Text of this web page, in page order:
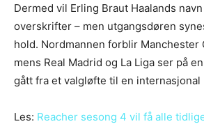
Dermed vil Erling Braut Haalands
overskrifter – men utgangsdøren
hold. Nordmannen forblir Manchester
mens Real Madrid og La Liga ser på
gått fra et valgløfte til en internasjonal
Les: Reacher sesong 4 vil få alle